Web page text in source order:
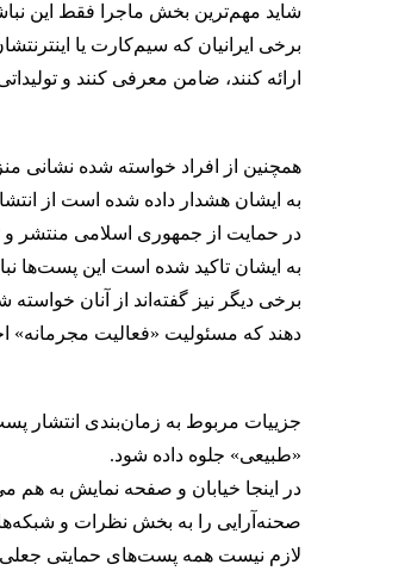
شاید مهم‌ترین بخش ماجرا فقط این
برخی ایرانیان که سیم‌کارت یا
ارائه کنند، ضامن معرفی کنند و
همچنین از افراد خواسته شده نشانی
در حمایت از جمهوری اسلامی منتشر و
به ایشان تاکید شده است این پست‌ها
برخی دیگر نیز گفته‌اند از آنان
دهند که مسئولیت «فعالیت مجرمانه»
جزییات مربوط به زمان‌بندی انتشار
«طبیعی» جلوه داده شود.
در اینجا خیابان و صفحه نمایش به
صحنه‌آرایی را به بخش نظرات و
لازم نیست همه پست‌های حمایتی جعلی